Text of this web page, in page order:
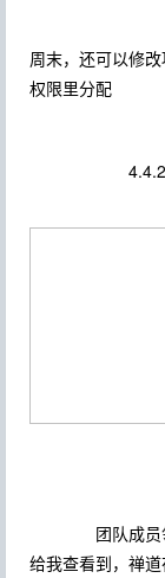
（3）新版
周末，还可以修
权限里分配
4.4.2
团队成员领取
给我查看到，禅